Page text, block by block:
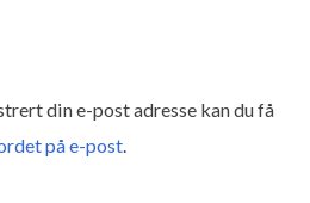
din e-post adresse kan du få
på e-post.